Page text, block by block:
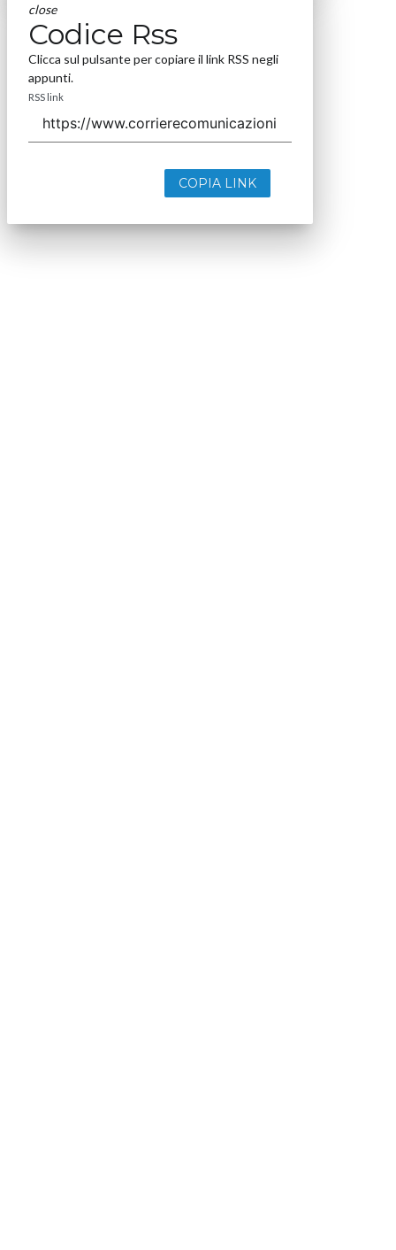
close
Codice Rss
Clicca sul pulsante per copiare il link RSS negli
appunti.
RSS link
COPIA LINK